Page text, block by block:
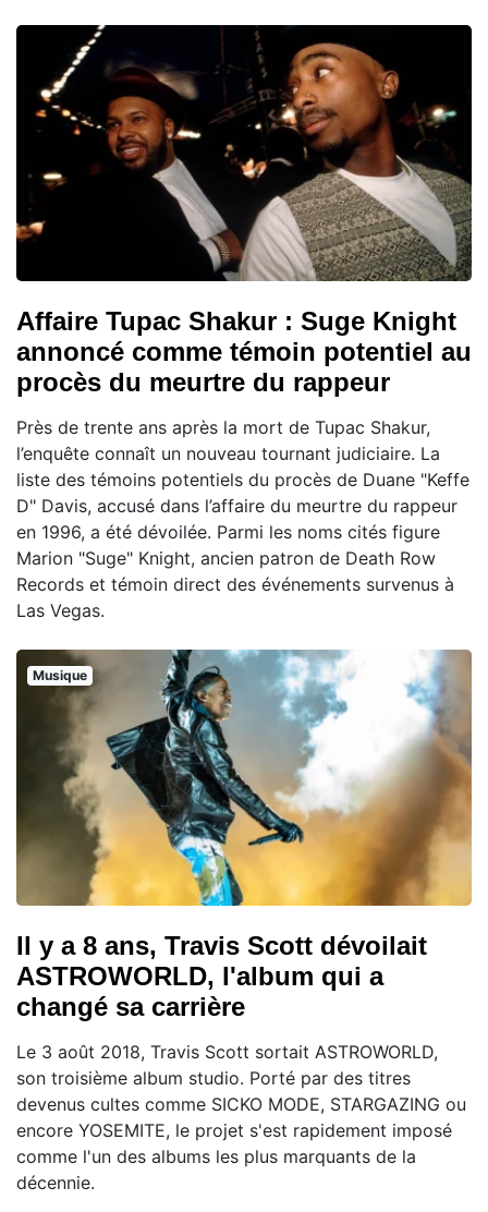
Affaire Tupac Shakur : Suge Knight
annoncé comme témoin potentiel au
procès du meurtre du rappeur
Près de trente ans après la mort de Tupac Shakur,
l’enquête connaît un nouveau tournant judiciaire. La
liste des témoins potentiels du procès de Duane "Keffe
D" Davis, accusé dans l’affaire du meurtre du rappeur
en 1996, a été dévoilée. Parmi les noms cités figure
Marion "Suge" Knight, ancien patron de Death Row
Records et témoin direct des événements survenus à
Las Vegas.
Musique
Il y a 8 ans, Travis Scott dévoilait
ASTROWORLD, l'album qui a
changé sa carrière
Le 3 août 2018, Travis Scott sortait ASTROWORLD,
son troisième album studio. Porté par des titres
devenus cultes comme SICKO MODE, STARGAZING ou
encore YOSEMITE, le projet s'est rapidement imposé
comme l'un des albums les plus marquants de la
décennie.